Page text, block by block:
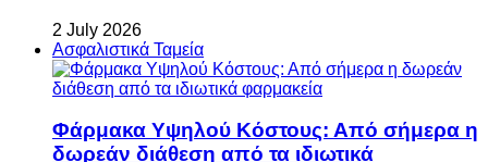
2 July 2026
Ασφαλιστικά Ταμεία
Φάρμακα Υψηλού Κόστους: Από σήμερα η
δωρεάν διάθεση από τα ιδιωτικά